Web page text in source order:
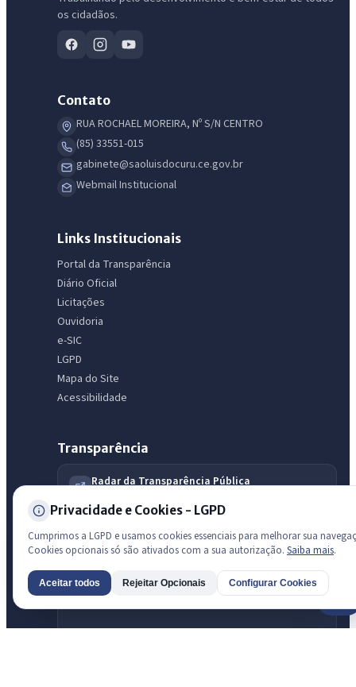
os cidadãos.
Contato
RUA ROCHAEL MOREIRA, Nº S/N CENTRO
(85) 33551-015
gabinete@saoluisdocuru.ce.gov.br
Webmail Institucional
Links Institucionais
Portal da Transparência
Diário Oficial
Licitações
Ouvidoria
e-SIC
LGPD
Mapa do Site
Acessibilidade
Transparência
Radar da Transparência Pública
Índice de transparência
Privacidade e Cookies - LGPD
Cumprimos a LGPD e usamos cookies essenciais para melhorar sua
Cookies opcionais só são ativados com a sua autorização. Saiba mais.
Aceitar todos Rejeitar Opcionais Configurar Cookies
IntGest AI
Assistente do Portal
Olá. Pergunte sobre serviços, notícias, legislação, Diário Oficial,
Licitações abertas